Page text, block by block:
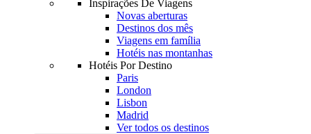
Inspirações De Viagens
Novas aberturas
Destinos dos mês
Viagens em família
Hotéis nas montanhas
Hotéis Por Destino
Paris
London
Lisbon
Madrid
Ver todos os destinos